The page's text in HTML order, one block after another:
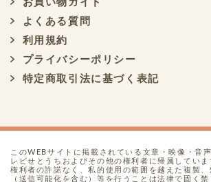
お買い物ガイド
よくある質問
利用規約
プライバシーポリシー
特定商取引法に基づく表記
このWEBサイトに掲載されている文章・映像・音
レビせとうちおよびその他の権利者に帰属していま
権利者の許諾なく、私的使用の範囲を越えた複製
（送信可能化を含む）等を行うことは法律で固く禁